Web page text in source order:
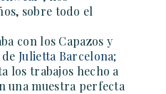
sobre todo el
con los Capazos y
deJulietta Barcelona;
los trabajos hecho a
una muestra perfecta